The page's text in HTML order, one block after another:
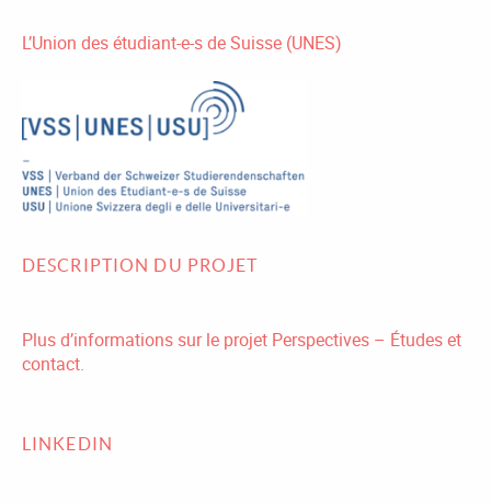
L’Union des étudiant-e-s de Suisse (UNES)
DESCRIPTION DU PROJET
Plus d’informations sur le projet Perspectives – Études et
contact.
LINKEDIN